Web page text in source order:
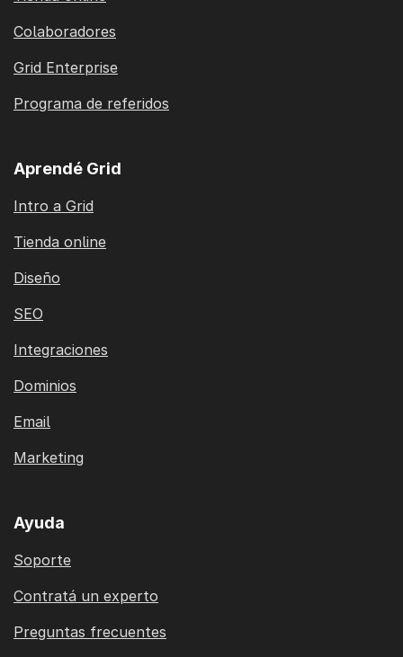
Colaboradores
Grid Enterprise
Programa de referidos
Aprendé Grid
Intro a Grid
Tienda online
Diseño
SEO
Integraciones
Dominios
Email
Marketing
Ayuda
Soporte
Contratá un experto
Preguntas frecuentes